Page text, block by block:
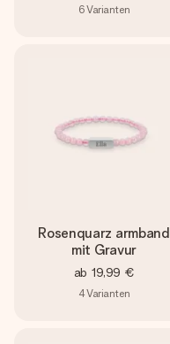
6Varianten
Rosenquarz armband
mit Gravur
ab 19,99 €
4Varianten